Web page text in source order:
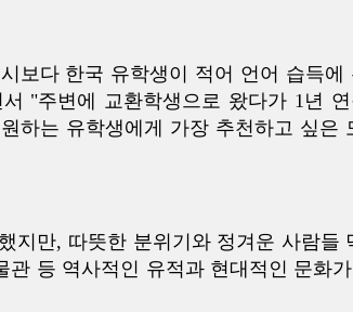
보다 한국 유학생이 적어 언어 습득
"주변에 교환학생으로 왔다가 1년
하는 유학생에게 가장 추천하고 싶은
지만, 따뜻한 분위기와 정겨운 사람들
관 등 역사적인 유적과 현대적인 문화